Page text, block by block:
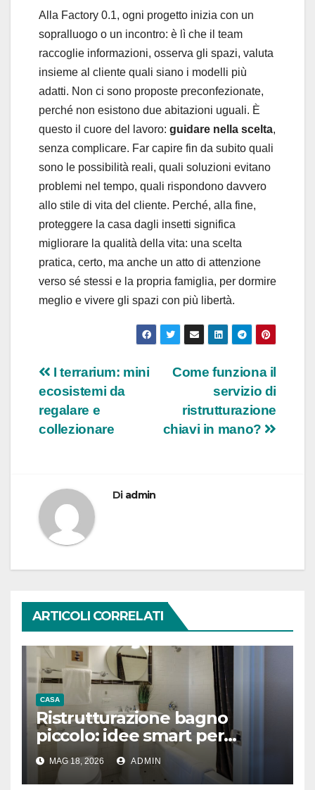
Alla Factory 0.1, ogni progetto inizia con un
sopralluogo o un incontro: è lì che il team
raccoglie informazioni, osserva gli spazi, valuta
insieme al cliente quali siano i modelli più
adatti. Non ci sono proposte preconfezionate,
perché non esistono due abitazioni uguali. È
questo il cuore del lavoro: guidare nella scelta,
senza complicare. Far capire fin da subito quali
sono le possibilità reali, quali soluzioni evitano
problemi nel tempo, quali rispondono davvero
allo stile di vita del cliente. Perché, alla fine,
proteggere la casa dagli insetti significa
migliorare la qualità della vita: una scelta
pratica, certo, ma anche un atto di attenzione
verso sé stessi e la propria famiglia, per dormire
meglio e vivere gli spazi con più libertà.
Navigazione
articoli
Come funziona il
servizio di
ristrutturazione
chiavi in mano?
I terrarium: mini
ecosistemi da
regalare e
collezionare
Di admin
ARTICOLI CORRELATI
CASA
Ristrutturazione bagno
piccolo: idee smart per
guadagnare spazio
MAG 18, 2026 ADMIN